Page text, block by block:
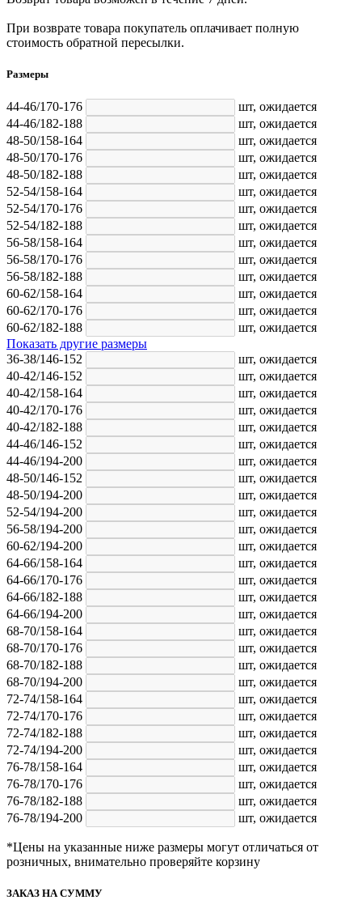
При возврате товара покупатель оплачивает полную
стоимость обратной пересылки.
Размеры
44-46/170-176 шт, ожидается
44-46/182-188
шт, ожидается
48-50/158-164
шт, ожидается
48-50/170-176
шт, ожидается
48-50/182-188
шт, ожидается
52-54/158-164
шт, ожидается
52-54/170-176
шт, ожидается
52-54/182-188
шт, ожидается
56-58/158-164
шт, ожидается
56-58/170-176
шт, ожидается
56-58/182-188
шт, ожидается
60-62/158-164
шт, ожидается
60-62/170-176
шт, ожидается
60-62/182-188
шт, ожидается
Показать другие размеры
36-38/146-152
шт, ожидается
40-42/146-152
шт, ожидается
40-42/158-164
шт, ожидается
40-42/170-176
шт, ожидается
40-42/182-188
шт, ожидается
44-46/146-152
шт, ожидается
44-46/194-200
шт, ожидается
48-50/146-152
шт, ожидается
48-50/194-200
шт, ожидается
52-54/194-200
шт, ожидается
56-58/194-200
шт, ожидается
60-62/194-200
шт, ожидается
64-66/158-164
шт, ожидается
64-66/170-176
шт, ожидается
64-66/182-188
шт, ожидается
64-66/194-200
шт, ожидается
68-70/158-164
шт, ожидается
68-70/170-176
шт, ожидается
68-70/182-188
шт, ожидается
68-70/194-200
шт, ожидается
72-74/158-164
шт, ожидается
72-74/170-176
шт, ожидается
72-74/182-188
шт, ожидается
72-74/194-200
шт, ожидается
76-78/158-164
шт, ожидается
76-78/170-176
шт, ожидается
76-78/182-188
шт, ожидается
76-78/194-200
шт, ожидается
*Цены на указанные ниже размеры могут отличаться от
розничных, внимательно проверяйте корзину
ЗАКАЗ НА СУММУ